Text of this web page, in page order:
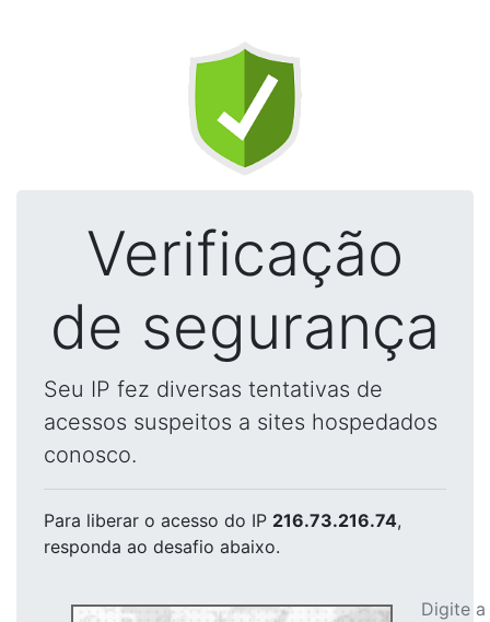
Verificação
de segurança
Seu IP fez diversas tentativas de
acessos suspeitos a sites hospedados
conosco.
Para liberar o acesso do IP 216.73.216.74,
responda ao desafio abaixo.
Digite